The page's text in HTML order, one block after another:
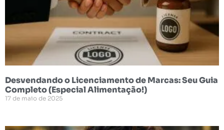
Desvendando o Licenciamento de Marcas: Seu Guia
Completo (Especial Alimentação!)
17 de maio de 2025